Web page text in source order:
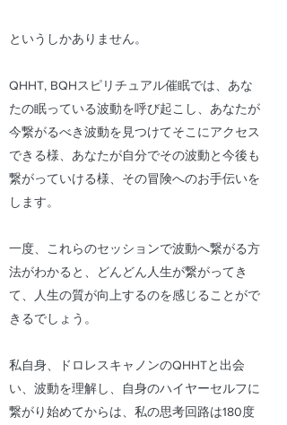
というしかありません。
QHHT, BQHスピリチュアル催眠では、あな
たの眠っている波動を呼び起こし、あなたが
今繋がるべき波動を見つけてそこにアクセス
できる様、あなたが自分でその波動と今後も
繋がっていける様、その冒険へのお手伝いを
します。
一度、これらのセッションで波動へ繋がる方
法がわかると、どんどん人生が繋がってき
て、人生の質が向上するのを感じることがで
きるでしょう。
私自身、ドロレスキャノンのQHHTと出会
い、波動を理解し、自身のハイヤーセルフに
繋がり始めてからは、私の思考回路は180度